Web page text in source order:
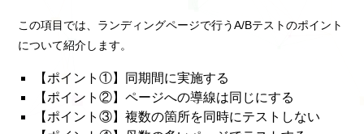
この項目では、ランディングページで行うA/Bテストのポイント
について紹介します。
【ポイント①】同期間に実施する
【ポイント②】ページへの導線は同じにする
【ポイント③】複数の箇所を同時にテストしない